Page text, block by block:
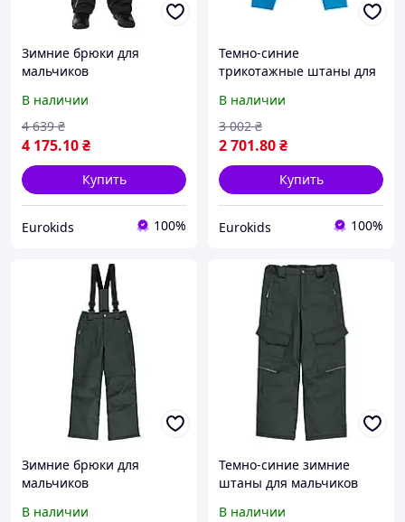
Зимние брюки для
мальчиков
В наличии
4 175.10₴
4 639 ₴
Купить
Eurokids 100%
Темно-синие
трикотажные штаны для
В наличии
2 701.80₴
3 002 ₴
Купить
Eurokids 100%
Зимние брюки для
мальчиков
В наличии
Темно-синие зимние
штаны для мальчиков
В наличии